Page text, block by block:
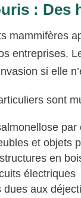
: Des
mammifères
entreprises.
si elle
sont
et objets
en
électriques
dues aux